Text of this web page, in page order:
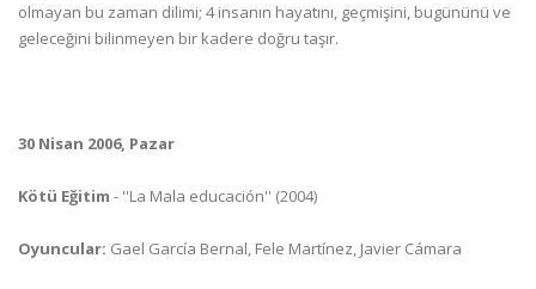
olmayan bu zaman dilimi; 4 insanın hayatını, geçmişini, bugününü ve
geleceğini bilinmeyen bir kadere doğru taşır.
30 Nisan 2006, Pazar
Kötü Eğitim - ''La Mala educación'' (2004)
Oyuncular: Gael García Bernal, Fele Martínez, Javier Cámara